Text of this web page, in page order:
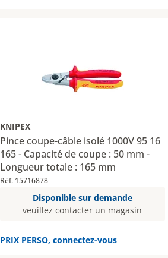
KNIPEX
Pince coupe-câble isolé 1000V 95 16
165 - Capacité de coupe : 50 mm -
Longueur totale : 165 mm
Réf. 15716878
Disponible sur demande
veuillez contacter un magasin
PRIX PERSO, connectez-vous